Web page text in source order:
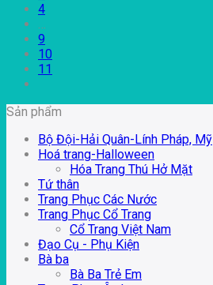
4
…
9
10
11
Sản phẩm
Bộ Đội-Hải Quân-Lính Pháp, Mỹ
Hoá trang-Halloween
Hóa Trang Thú Hở Mặt
Tứ thân
Trang Phục Các Nước
Trang Phục Cổ Trang
Cổ Trang Việt Nam
Đạo Cụ - Phụ Kiện
Bà ba
Bà Ba Trẻ Em